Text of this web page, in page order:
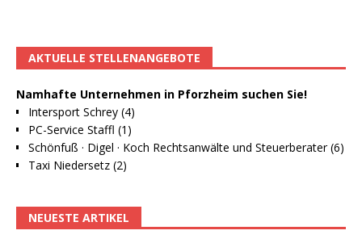
AKTUELLE STELLENANGEBOTE
Namhafte Unternehmen in Pforzheim suchen Sie!
Intersport Schrey (4)
PC-Service Staffl (1)
Schönfuß · Digel · Koch Rechtsanwälte und Steuerberater (6)
Taxi Niedersetz (2)
NEUESTE ARTIKEL